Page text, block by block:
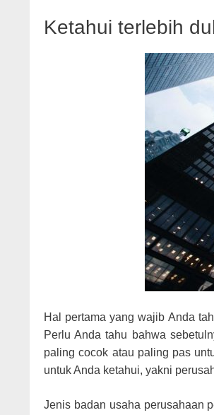
Ketahui terlebih
Hal pertama yang wajib Anda
Perlu Anda tahu bahwa
paling cocok atau paling pas
untuk Anda ketahui, yakni
Jenis badan usaha perusahaan